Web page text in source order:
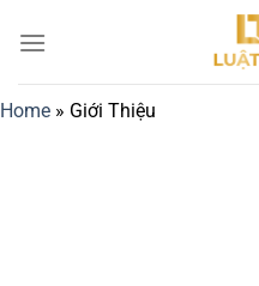
qua
dung
Home » Giới Thiệu